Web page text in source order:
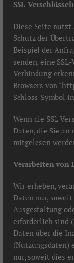
SSL-
Diese Seite nutzt
Schutz der
Beispiel der
senden, eine
Verbindung
Browsers von
Schloss-Symbol
Wenn die SSL
Daten, die Sie
mitgelesen
Verarbeiten von
Wir erheben,
Daten nur,
Ausgestaltung
erforderlich sind
Daten über die
(Nutzungsdaten)
nur, soweit dies